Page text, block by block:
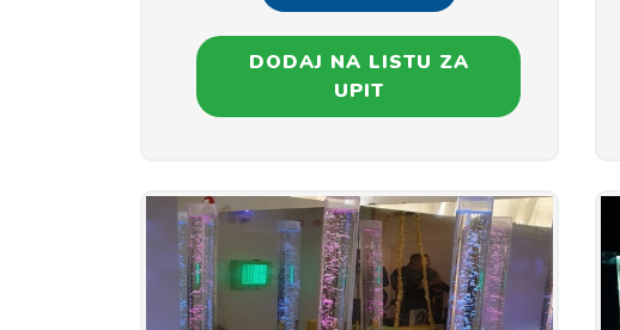
DODAJ NA LISTU ZA
UPIT